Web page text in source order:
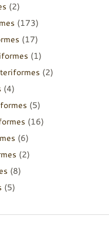
(2)
(173)
(17)
(1)
(2)
(4)
(5)
(16)
(6)
(2)
(8)
(5)